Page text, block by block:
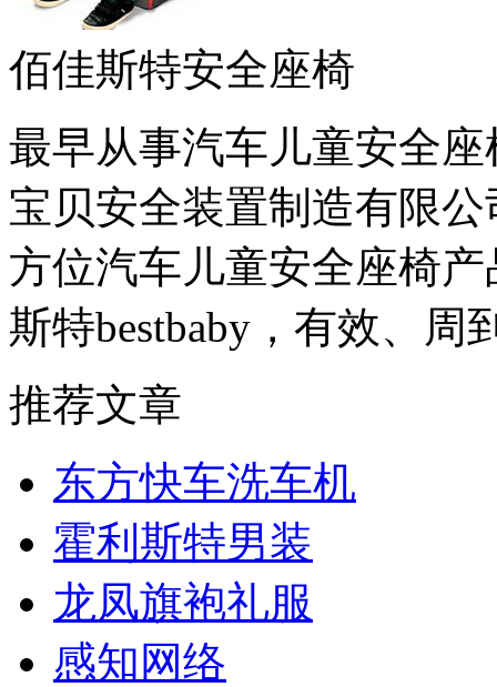
佰佳斯特安全座椅
最早从事汽车儿童安全
宝贝安全装置制造有限
方位汽车儿童安全座椅
斯特bestbaby，有效、周
推荐文章
东方快车洗车机
霍利斯特男装
龙凤旗袍礼服
感知网络